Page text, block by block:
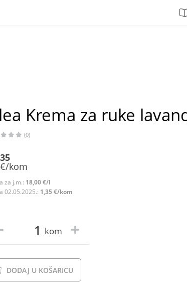
Krema za ruke
(0)
35
€/kom
za j.m.: 18,00 €/l
02.05.2025.: 1,35 €/kom
kom
DODAJ U KOŠARICU